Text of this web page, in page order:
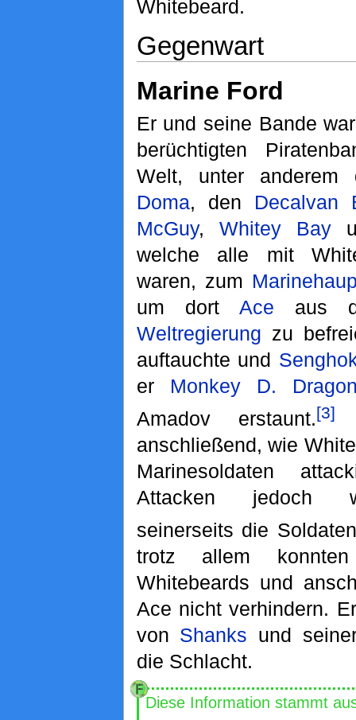
Whitebeard.
Gegenwart
Marine Ford
Er und seine Bande
berüchtigten
Welt, unter anderem
Doma, den Decalvan
McGuy, Whitey Bay
welche alle mit
waren, zum
um dort Ace aus
Weltregierung zu
auftauchte und
er Monkey D.
Amadov erstaunt.[3]
anschließend, wie
Marinesoldaten
Attacken jedoch
seinerseits die
trotz allem
Whitebeards und
Ace nicht verhindern.
von Shanks und
die Schlacht.
Diese Information stammt